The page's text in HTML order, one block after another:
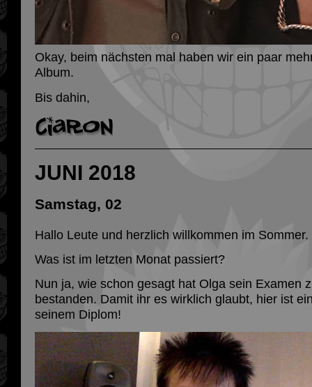
Okay, beim nächsten mal haben wir ein paar
Album.
Bis dahin,
JUNI 2018
Samstag, 02
Hallo Leute und herzlich willkommen im Sommer.
Was ist im letzten Monat passiert?
Nun ja, wie schon gesagt hat Olga sein Examen
bestanden. Damit ihr es wirklich glaubt, hier ist
seinem Diplom!